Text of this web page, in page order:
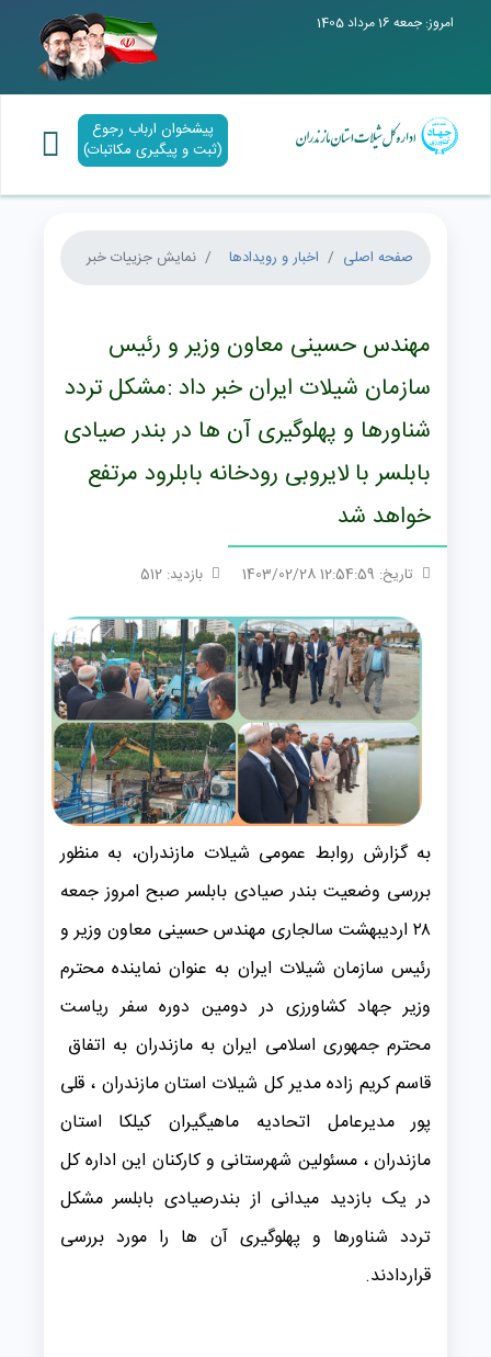
امروز: جمعه 16 مرداد 1405
پیشخوان ارباب رجوع
(ثبت و پیگیری مکاتبات)
صفحه اصلی اخبار و رویدادها نمایش جزییات خبر
مهندس حسینی معاون وزیر و رئیس
سازمان شیلات ایران خبر داد :مشکل تردد
شناورها و پهلوگیری آن ها در بندر صیادی
بابلسر با لایروبی رودخانه بابلرود مرتفع
خواهد شد
تاریخ: 12:54:59 1403/02/28 بازدید: 512
به گزارش روابط عمومی شیلات مازندران، به منظور
بررسی وضعیت بندر صیادی بابلسر صبح امروز جمعه
۲۸ اردیبهشت سالجاری مهندس حسینی معاون وزیر و
رئیس سازمان شیلات ایران به عنوان نماینده محترم
وزیر جهاد کشاورزی در دومین دوره سفر ریاست
محترم جمهوری اسلامی ایران به مازندران به اتفاق
قاسم کریم زاده مدیر کل شیلات استان مازندران ، قلی
پور مدیرعامل اتحادیه ماهیگیران کیلکا استان
مازندران ، مسئولین شهرستانی و کارکنان این اداره کل
در یک بازدید میدانی از بندرصیادی بابلسر مشکل
تردد شناورها و پهلوگیری آن ها را ‌مورد بررسی
قراردادند.